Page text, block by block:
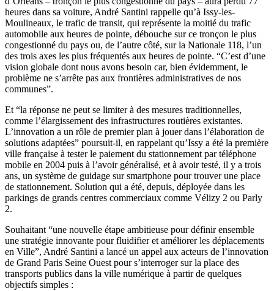
heures dans sa voiture, André Santini rappelle qu’à Issy-les-
Moulineaux, le trafic de transit, qui représente la moitié du trafic
automobile aux heures de pointe, débouche sur ce tronçon le plus
congestionné du pays ou, de l’autre côté, sur la Nationale 118, l’un
des trois axes les plus fréquentés aux heures de pointe. “C’est d’une
vision globale dont nous avons besoin car, bien évidemment, le
problème ne s’arrête pas aux frontières administratives de nos
communes”.
Et “la réponse ne peut se limiter à des mesures traditionnelles,
comme l’élargissement des infrastructures routières existantes.
L’innovation a un rôle de premier plan à jouer dans l’élaboration de
solutions adaptées” poursuit-il, en rappelant qu’Issy a été la première
ville française à tester le paiement du stationnement par téléphone
mobile en 2004 puis à l’avoir généralisé, et à avoir testé, il y a trois
ans, un système de guidage sur smartphone pour trouver une place
de stationnement. Solution qui a été, depuis, déployée dans les
parkings de grands centres commerciaux comme Vélizy 2 ou Parly
2.
Souhaitant “une nouvelle étape ambitieuse pour définir ensemble
une stratégie innovante pour fluidifier et améliorer les déplacements
en Ville”, André Santini a lancé un appel aux acteurs de l’innovation
de Grand Paris Seine Ouest pour s’interroger sur la place des
transports publics dans la ville numérique à partir de quelques
objectifs simples :